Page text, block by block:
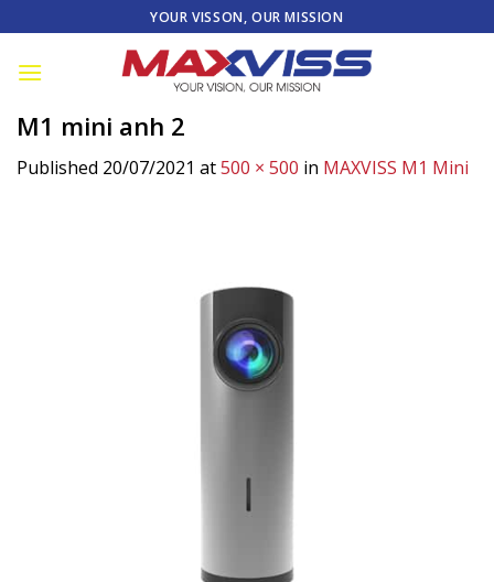
to
content
YOUR VISSON, OUR MISSION
M1 mini anh 2
Published 20/07/2021 at500 × 500 in MAXVISS M1 Mini